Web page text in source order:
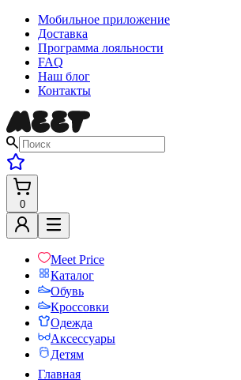
Мобильное приложение
Доставка
Программа лояльности
FAQ
Наш блог
Контакты
0
Meet Price
Каталог
Обувь
Кроссовки
Одежда
Аксессуары
Детям
Главная